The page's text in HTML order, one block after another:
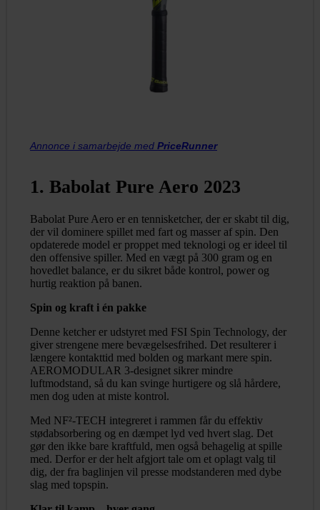
Annonce i samarbejde med PriceRunner
1. Babolat Pure Aero 2023
Babolat Pure Aero er en tennisketcher, der er skabt til dig,
der vil dominere spillet med fart og masser af spin. Den
opdaterede model er proppet med teknologi og er ideel til
den offensive spiller. Med en vægt på 300 gram og en
hovedlet balance, er du sikret både kontrol, power og
hurtig reaktion på banen.
Spin og kraft i én pakke
Denne ketcher er udstyret med FSI Spin Technology, der
giver strengene mere bevægelsesfrihed. Det resulterer i
længere kontakttid med bolden og markant mere spin.
AEROMODULAR 3-designet sikrer mindre
luftmodstand, så du kan svinge hurtigere og slå hårdere,
men dog uden at miste kontrol.
Med NF²-TECH integreret i rammen får du effektiv
stødabsorbering og en dæmpet lyd ved hvert slag. Det
gør den ikke bare kraftfuld, men også behagelig at spille
med. Derfor er der helt afgjort tale om et oplagt valg til
dig, der fra baglinjen vil presse modstanderen med dybe
slag med topspin.